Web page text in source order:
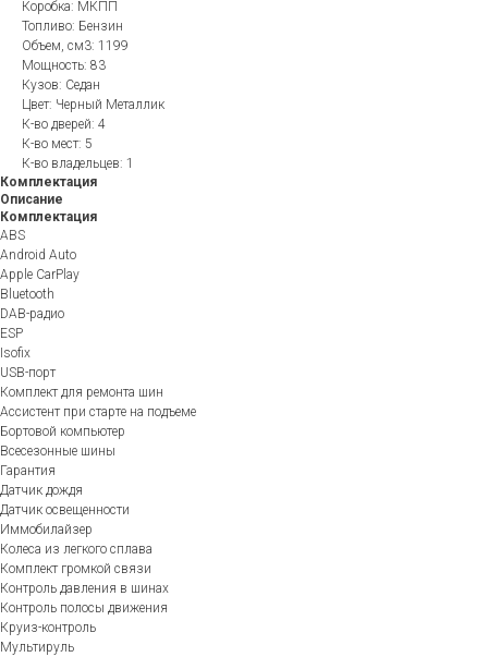
Коробка: МКПП
Топливо: Бензин
Объем, см3: 1199
Мощность: 83
Кузов: Седан
Цвет: Черный Металлик
К-во дверей: 4
К-во мест: 5
К-во владельцев: 1
Комплектация
Описание
Комплектация
ABS
Android Auto
Apple CarPlay
Bluetooth
DAB-радио
ESP
Isofix
USB-порт
Комплект для ремонта шин
Ассистент при старте на подъеме
Бортовой компьютер
Всесезонные шины
Гарантия
Датчик дождя
Датчик освещенности
Иммобилайзер
Колеса из легкого сплава
Комплект громкой связи
Контроль давления в шинах
Контроль полосы движения
Круиз-контроль
Мультируль